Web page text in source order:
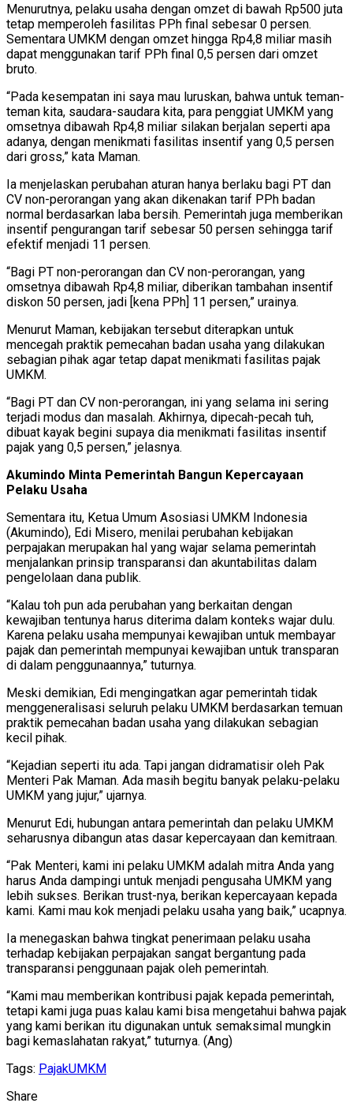
Menurutnya, pelaku usaha dengan omzet di bawah Rp500 juta
tetap memperoleh fasilitas PPh final sebesar 0 persen.
Sementara UMKM dengan omzet hingga Rp4,8 miliar masih
dapat menggunakan tarif PPh final 0,5 persen dari omzet
bruto.
“Pada kesempatan ini saya mau luruskan, bahwa untuk teman-
teman kita, saudara-saudara kita, para penggiat UMKM yang
omsetnya dibawah Rp4,8 miliar silakan berjalan seperti apa
adanya, dengan menikmati fasilitas insentif yang 0,5 persen
dari gross,” kata Maman.
Ia menjelaskan perubahan aturan hanya berlaku bagi PT dan
CV non-perorangan yang akan dikenakan tarif PPh badan
normal berdasarkan laba bersih. Pemerintah juga memberikan
insentif pengurangan tarif sebesar 50 persen sehingga tarif
efektif menjadi 11 persen.
“Bagi PT non-perorangan dan CV non-perorangan, yang
omsetnya dibawah Rp4,8 miliar, diberikan tambahan insentif
diskon 50 persen, jadi [kena PPh] 11 persen,” urainya.
Menurut Maman, kebijakan tersebut diterapkan untuk
mencegah praktik pemecahan badan usaha yang dilakukan
sebagian pihak agar tetap dapat menikmati fasilitas pajak
UMKM.
“Bagi PT dan CV non-perorangan, ini yang selama ini sering
terjadi modus dan masalah. Akhirnya, dipecah-pecah tuh,
dibuat kayak begini supaya dia menikmati fasilitas insentif
pajak yang 0,5 persen,” jelasnya.
Akumindo Minta Pemerintah Bangun Kepercayaan
Pelaku Usaha
Sementara itu, Ketua Umum Asosiasi UMKM Indonesia
(Akumindo), Edi Misero, menilai perubahan kebijakan
perpajakan merupakan hal yang wajar selama pemerintah
menjalankan prinsip transparansi dan akuntabilitas dalam
pengelolaan dana publik.
“Kalau toh pun ada perubahan yang berkaitan dengan
kewajiban tentunya harus diterima dalam konteks wajar dulu.
Karena pelaku usaha mempunyai kewajiban untuk membayar
pajak dan pemerintah mempunyai kewajiban untuk transparan
di dalam penggunaannya,” tuturnya.
Meski demikian, Edi mengingatkan agar pemerintah tidak
menggeneralisasi seluruh pelaku UMKM berdasarkan temuan
praktik pemecahan badan usaha yang dilakukan sebagian
kecil pihak.
“Kejadian seperti itu ada. Tapi jangan didramatisir oleh Pak
Menteri Pak Maman. Ada masih begitu banyak pelaku-pelaku
UMKM yang jujur,” ujarnya.
Menurut Edi, hubungan antara pemerintah dan pelaku UMKM
seharusnya dibangun atas dasar kepercayaan dan kemitraan.
“Pak Menteri, kami ini pelaku UMKM adalah mitra Anda yang
harus Anda dampingi untuk menjadi pengusaha UMKM yang
lebih sukses. Berikan trust-nya, berikan kepercayaan kepada
kami. Kami mau kok menjadi pelaku usaha yang baik,” ucapnya.
Ia menegaskan bahwa tingkat penerimaan pelaku usaha
terhadap kebijakan perpajakan sangat bergantung pada
transparansi penggunaan pajak oleh pemerintah.
“Kami mau memberikan kontribusi pajak kepada pemerintah,
tetapi kami juga puas kalau kami bisa mengetahui bahwa pajak
yang kami berikan itu digunakan untuk semaksimal mungkin
bagi kemaslahatan rakyat,” tuturnya. (Ang)
Tags: PajakUMKM
Share